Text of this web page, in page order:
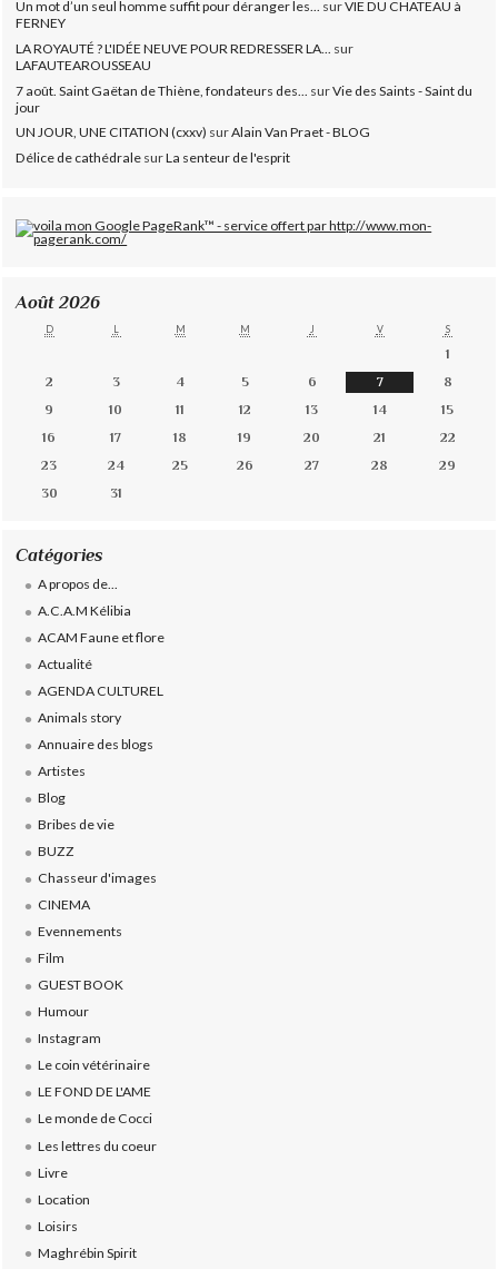
Un mot d’un seul homme suffit pour déranger les... surVIE DU CHATEAU à
FERNEY
LA ROYAUTÉ ? L'IDÉE NEUVE POUR REDRESSER LA... sur
LAFAUTEAROUSSEAU
7 août. Saint Gaëtan de Thiène, fondateurs des...
surVie des Saints - Saint du
jour
UN JOUR, UNE CITATION (cxxv) surAlain Van Praet - BLOG
Délice de cathédrale surLa senteur de l'esprit
Août 2026
D L M M J V S
1
2
3 4 5 6 7
8
9
10 11 12 13 14
15
16
17 18 19 20 21
22
23
24 25 26 27 28
29
30
31
Catégories
A propos de...
A.C.A.M Kélibia
ACAM Faune et flore
Actualité
AGENDA CULTUREL
Animals story
Annuaire des blogs
Artistes
Blog
Bribes de vie
BUZZ
Chasseur d'images
CINEMA
Evennements
Film
GUEST BOOK
Humour
Instagram
Le coin vétérinaire
LE FOND DE L'AME
Le monde de Cocci
Les lettres du coeur
Livre
Location
Loisirs
Maghrébin Spirit